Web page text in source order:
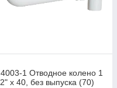
1 Отводное колено 1
х 40, без выпуска (70)